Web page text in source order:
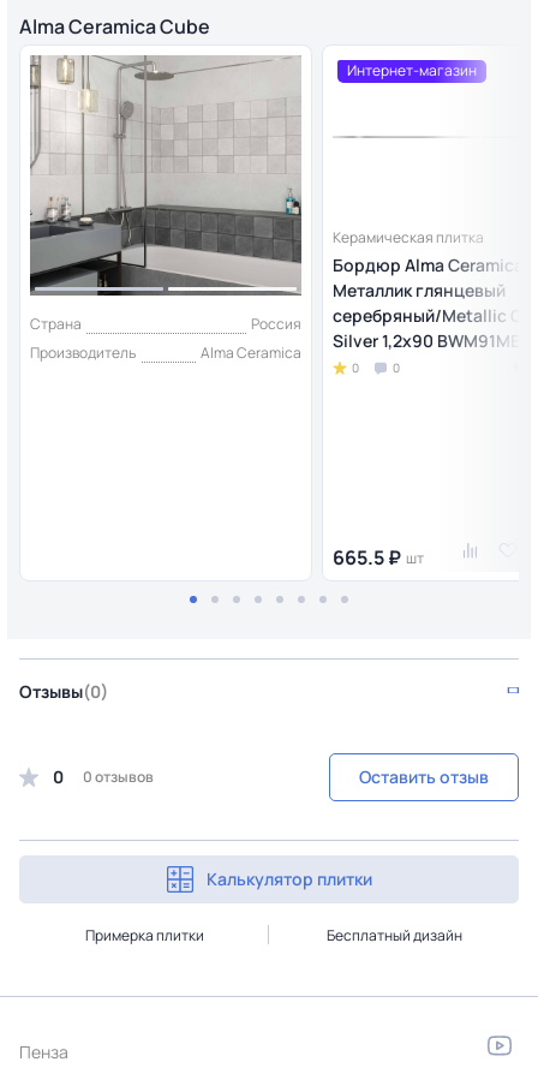
Alma Ceramica Cube
Страна
Россия
Производитель
Alma Ceramica
Интернет-магазин
Керамическая плитка
Бордюр Alma Ceramica
Металлик глянцевый
серебряный/Metallic
Silver 1,2х90
0 0
665.5 ₽ шт
Отзывы(0)
0 0 отзывов Оставить отзыв
Калькулятор плитки
Примерка плитки Бесплатный дизайн
Пенза